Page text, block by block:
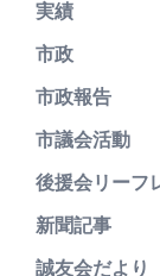
実績
市政
市政報告
市議会活動
後援会リーフ
新聞記事
誠友会だより